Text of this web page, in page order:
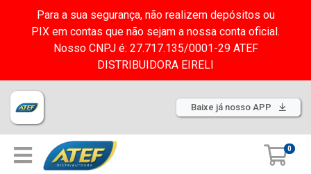
Para a sua segurança, não realizem depósitos ou
PIX em contas que não sejam a nossa conta oficial.
Nosso CNPJ é: 27.717.135/0001-29 ATEF
DISTRIBUIDORA EIRELI
Baixe já nosso APP
0